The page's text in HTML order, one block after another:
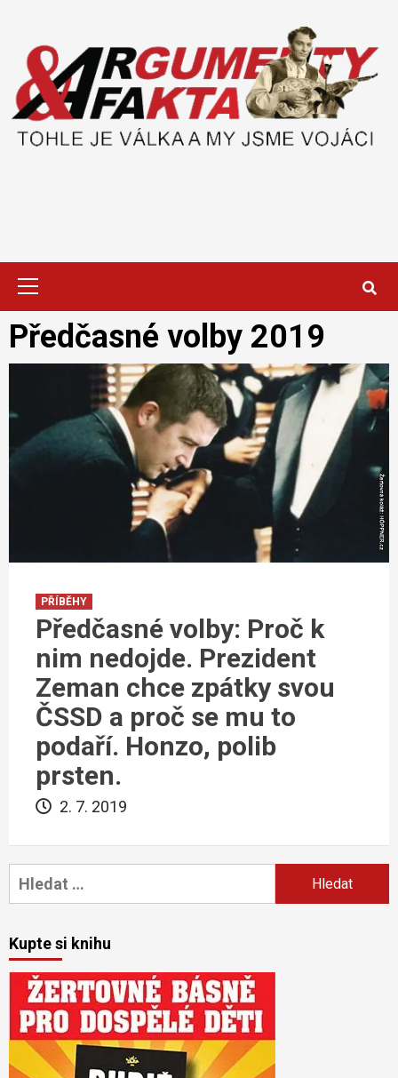
content
Primary
Předčasné volby 2019
PŘÍBĚHY
Předčasné volby: Proč k
nim nedojde. Prezident
Zeman chce zpátky svou
ČSSD a proč se mu to
podaří. Honzo, polib
prsten.
2. 7. 2019
Vyhledávání
Kupte si knihu